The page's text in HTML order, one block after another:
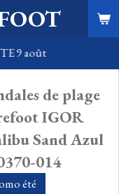
9 août
de plage
IGOR
Sand Azul
014
été